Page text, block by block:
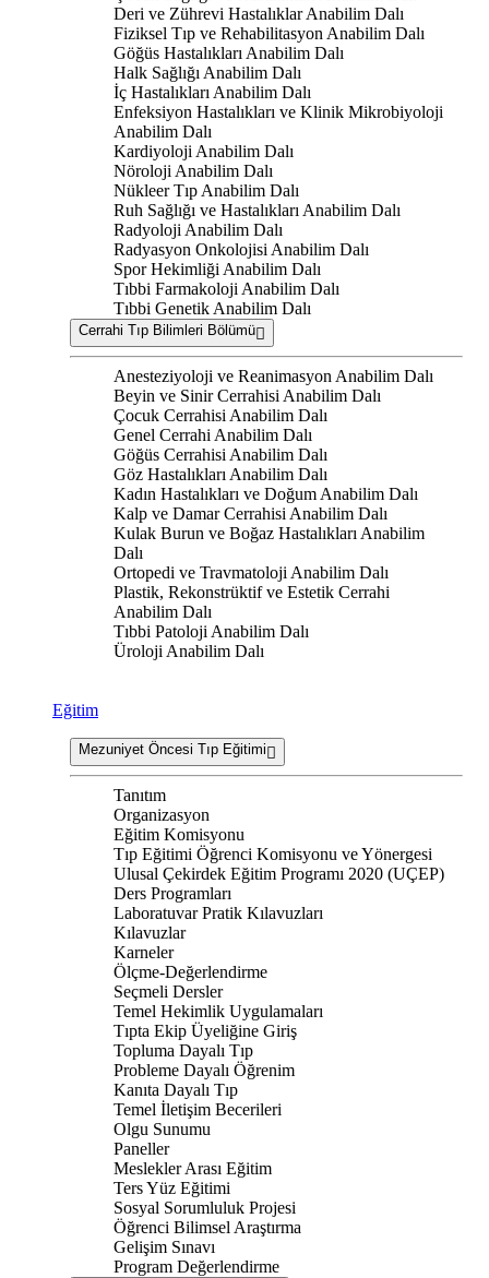
Deri ve Zührevi Hastalıklar Anabilim Dalı
Fiziksel Tıp ve Rehabilitasyon Anabilim Dalı
Göğüs Hastalıkları Anabilim Dalı
Halk Sağlığı Anabilim Dalı
İç Hastalıkları Anabilim Dalı
Enfeksiyon Hastalıkları ve Klinik Mikrobiyoloji
Anabilim Dalı
Kardiyoloji Anabilim Dalı
Nöroloji Anabilim Dalı
Nükleer Tıp Anabilim Dalı
Ruh Sağlığı ve Hastalıkları Anabilim Dalı
Radyoloji Anabilim Dalı
Radyasyon Onkolojisi Anabilim Dalı
Spor Hekimliği Anabilim Dalı
Tıbbi Farmakoloji Anabilim Dalı
Tıbbi Genetik Anabilim Dalı
Cerrahi Tıp Bilimleri Bölümü
Anesteziyoloji ve Reanimasyon Anabilim Dalı
Beyin ve Sinir Cerrahisi Anabilim Dalı
Çocuk Cerrahisi Anabilim Dalı
Genel Cerrahi Anabilim Dalı
Göğüs Cerrahisi Anabilim Dalı
Göz Hastalıkları Anabilim Dalı
Kadın Hastalıkları ve Doğum Anabilim Dalı
Kalp ve Damar Cerrahisi Anabilim Dalı
Kulak Burun ve Boğaz Hastalıkları Anabilim
Dalı
Ortopedi ve Travmatoloji Anabilim Dalı
Plastik, Rekonstrüktif ve Estetik Cerrahi
Anabilim Dalı
Tıbbi Patoloji Anabilim Dalı
Üroloji Anabilim Dalı
Eğitim
Mezuniyet Öncesi Tıp Eğitimi
Tanıtım
Organizasyon
Eğitim Komisyonu
Tıp Eğitimi Öğrenci Komisyonu ve Yönergesi
Ulusal Çekirdek Eğitim Programı 2020 (UÇEP)
Ders Programları
Laboratuvar Pratik Kılavuzları
Kılavuzlar
Karneler
Ölçme-Değerlendirme
Seçmeli Dersler
Temel Hekimlik Uygulamaları
Tıpta Ekip Üyeliğine Giriş
Topluma Dayalı Tıp
Probleme Dayalı Öğrenim
Kanıta Dayalı Tıp
Temel İletişim Becerileri
Olgu Sunumu
Paneller
Meslekler Arası Eğitim
Ters Yüz Eğitimi
Sosyal Sorumluluk Projesi
Öğrenci Bilimsel Araştırma
Gelişim Sınavı
Program Değerlendirme